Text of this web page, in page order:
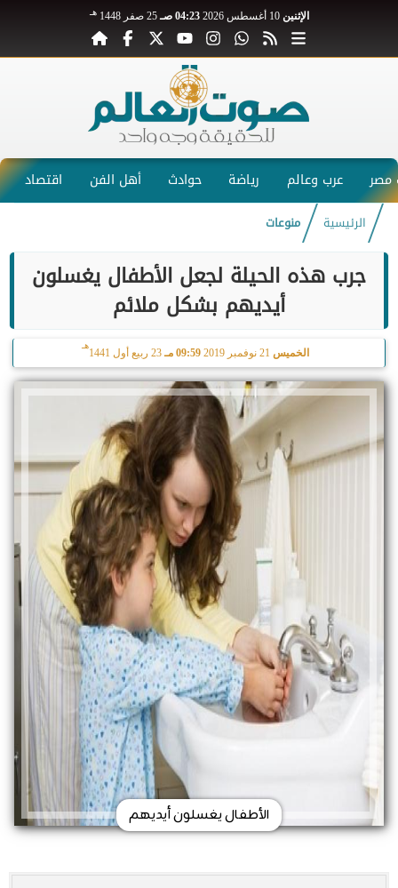
الإثنين 10 أغسطس 2026 04:23 صـ 25 صفر 1448 هـ
عرب وعالم رياضة حوادث أهل الفن اقتصاد
الرئيسية منوعات
جرب هذه الحيلة لجعل الأطفال يغسلون
أيديهم بشكل ملائم
الخميس 09:59 مـ 23 ربيع أول 1441
هـ
الأطفال يغسلون أيديهم